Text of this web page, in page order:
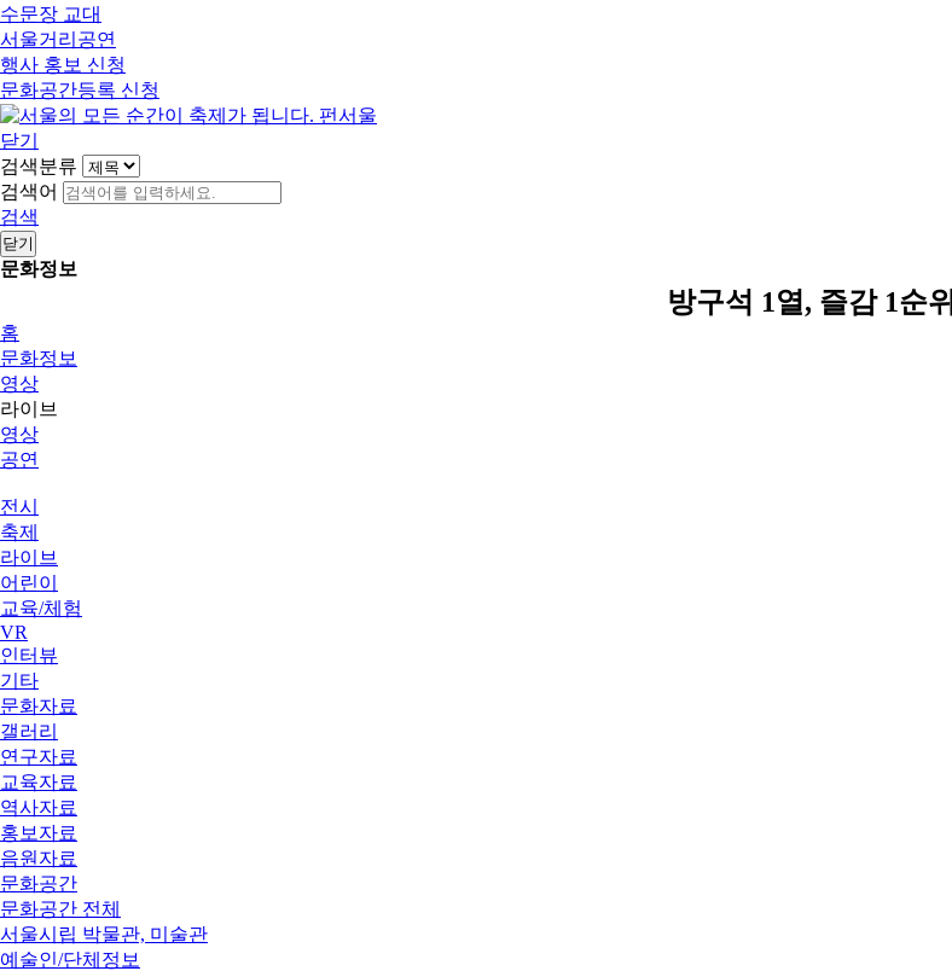
수문장 교대
서울거리공연
행사 홍보 신청
문화공간등록 신청
닫기
검색분류
검색어
검색
닫기
문화정보
방구석 1열, 즐감 1순위
홈
문화정보
영상
라이브
영상
공연
전시
축제
라이브
어린이
교육/체험
VR
인터뷰
기타
문화자료
갤러리
연구자료
교육자료
역사자료
홍보자료
음원자료
문화공간
문화공간 전체
서울시립 박물관, 미술관
예술인/단체정보